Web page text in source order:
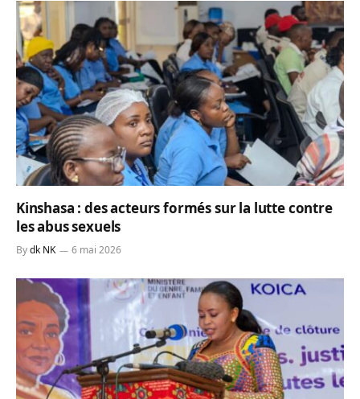
Kinshasa : des acteurs formés sur la lutte contre
les abus sexuels
Bydk NK 6 mai 2026